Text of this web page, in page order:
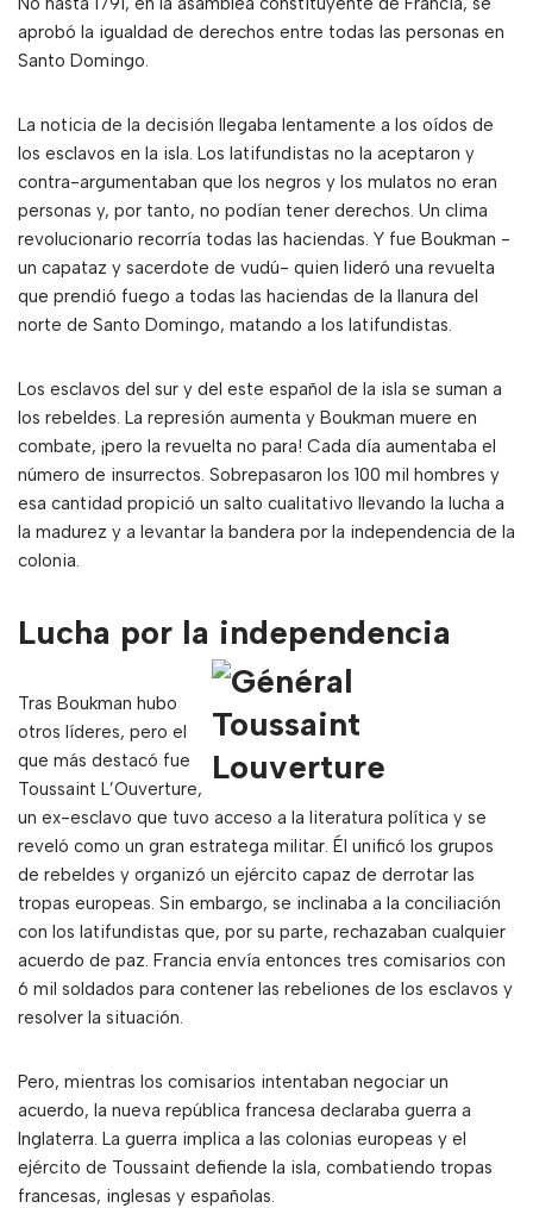
aprobó la igualdad de derechos entre todas las personas en
Santo Domingo.
La noticia de la decisión llegaba lentamente a los oídos de
los esclavos en la isla. Los latifundistas no la aceptaron y
contra-argumentaban que los negros y los mulatos no eran
personas y, por tanto, no podían tener derechos. Un clima
revolucionario recorría todas las haciendas. Y fue Boukman -
un capataz y sacerdote de vudú- quien lideró una revuelta
que prendió fuego a todas las haciendas de la llanura del
norte de Santo Domingo, matando a los latifundistas.
Los esclavos del sur y del este español de la isla se suman a
los rebeldes. La represión aumenta y Boukman muere en
combate, ¡pero la revuelta no para! Cada día aumentaba el
número de insurrectos. Sobrepasaron los 100 mil hombres y
esa cantidad propició un salto cualitativo llevando la lucha a
la madurez y a levantar la bandera por la independencia de la
colonia.
Lucha por la independencia
Tras Boukman hubo
otros líderes, pero el
que más destacó fue
Toussaint L’Ouverture,
un ex-esclavo que tuvo acceso a la literatura política y se
reveló como un gran estratega militar. Él unificó los grupos
de rebeldes y organizó un ejército capaz de derrotar las
tropas europeas. Sin embargo, se inclinaba a la conciliación
con los latifundistas que, por su parte, rechazaban cualquier
acuerdo de paz. Francia envía entonces tres comisarios con
6 mil soldados para contener las rebeliones de los esclavos y
resolver la situación.
Pero, mientras los comisarios intentaban negociar un
acuerdo, la nueva república francesa declaraba guerra a
Inglaterra. La guerra implica a las colonias europeas y el
ejército de Toussaint defiende la isla, combatiendo tropas
francesas, inglesas y españolas.